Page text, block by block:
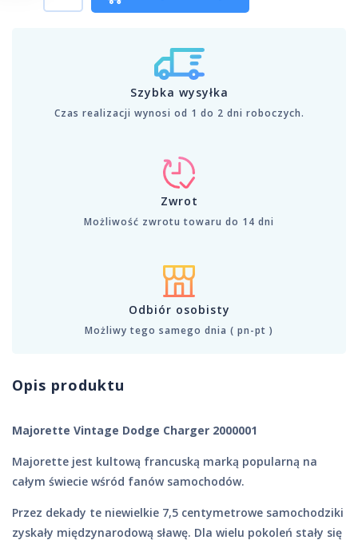
Szybka wysyłka
Czas realizacji wynosi od 1 do 2 dni roboczych.
Zwrot
Możliwość zwrotu towaru do 14 dni
Odbiór osobisty
Możliwy tego samego dnia ( pn-pt )
Opis produktu
Majorette Vintage Dodge Charger 2000001
Majorette jest kultową francuską marką popularną na
całym świecie wśród fanów samochodów.
Przez dekady te niewielkie 7,5 centymetrowe samochodziki
zyskały międzynarodową sławę. Dla wielu pokoleń stały się